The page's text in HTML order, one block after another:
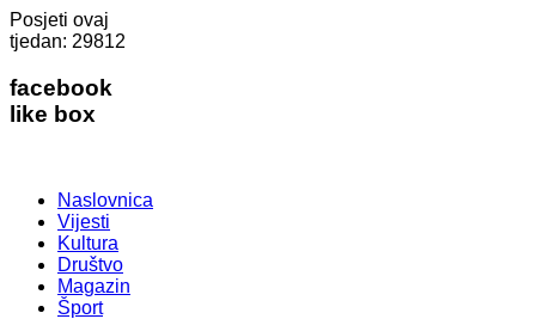
Posjeti ovaj
tjedan: 29812
facebook
like box
Naslovnica
Vijesti
Kultura
Društvo
Magazin
Šport